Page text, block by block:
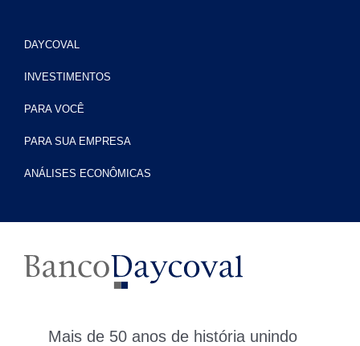
DAYCOVAL
INVESTIMENTOS
PARA VOCÊ
PARA SUA EMPRESA
ANÁLISES ECONÔMICAS
Mais de 50 anos de história unindo